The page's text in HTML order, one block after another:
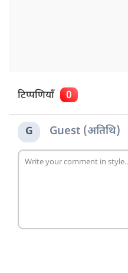
टिप्पणियाँ 0
G Guest (अतिथि)